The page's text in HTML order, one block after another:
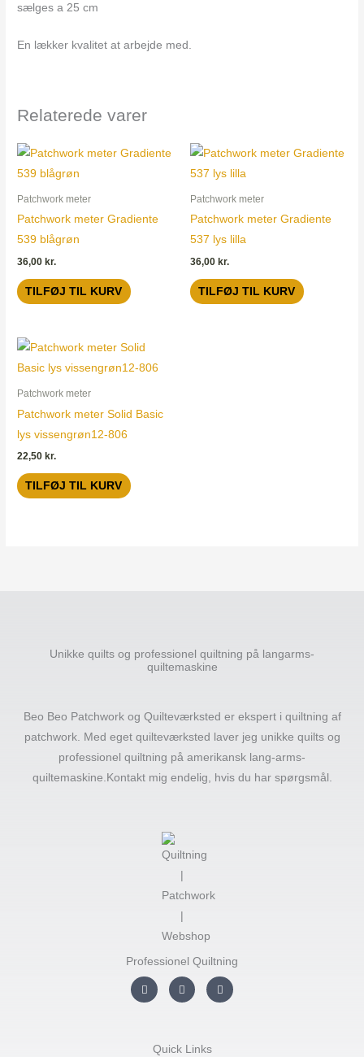
sælges a 25 cm
En lækker kvalitet at arbejde med.
Relaterede varer
Patchwork meter
Patchwork meter Gradiente
539 blågrøn
36,00 kr.
TILFØJ TIL KURV
Patchwork meter
Patchwork meter Gradiente
537 lys lilla
36,00 kr.
TILFØJ TIL KURV
Patchwork meter
Patchwork meter Solid Basic
lys vissengrøn12-806
22,50 kr.
TILFØJ TIL KURV
Unikke quilts og professionel quiltning på langarms-
quiltemaskine
Beo Beo Patchwork og Quilteværksted er ekspert i quiltning af
patchwork. Med eget quilteværksted laver jeg unikke quilts og
professionel quiltning på amerikansk lang-arms-
quiltemaskine.Kontakt mig endelig, hvis du har spørgsmål.
Professionel Quiltning
n
s
F
a
c
o
Y
o
u
Quick Links